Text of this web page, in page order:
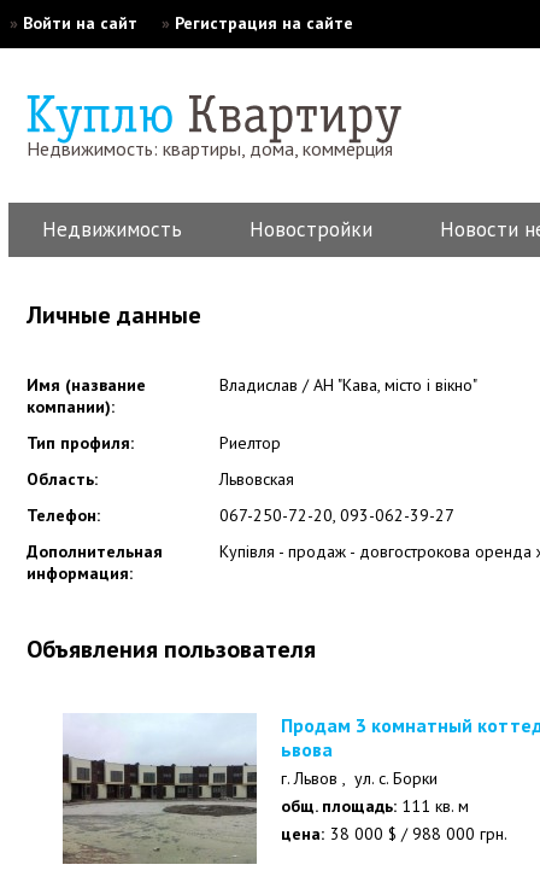
» Войти на сайт » Регистрация на сайте
Недвижимость: квартиры, дома, коммерция
Недвижимость Новостройки Новости
Личные данные
Имя (название
компании):
Владислав / АН "Кава, місто і вікно"
Тип профиля:
Риелтор
Область:
Львовская
Телефон:
067-250-72-20, 093-062-39-27
Дополнительная
информация:
Купівля - продаж - довгострокова оренда
Объявления пользователя
Продам 3 комнатный коттедж 110 кв.м. в 15 км. от Л
ьвова
г. Львов , ул. с. Борки
общ. площадь: 111 кв. м
цена: 38 000 $ /988 000 грн.